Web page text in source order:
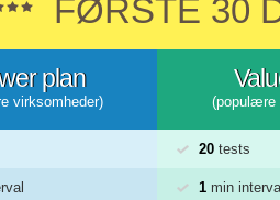
FØRSTE 30
plan
virksomheder) (populære
20 tests
1 min